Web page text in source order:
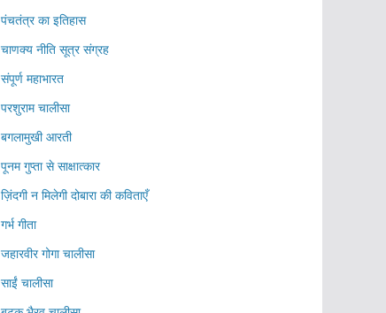
पंचतंत्र का इतिहास
चाणक्य नीति सूत्र संग्रह
संपूर्ण महाभारत
परशुराम चालीसा
बगलामुखी आरती
पूनम गुप्ता से साक्षात्कार
ज़िंदगी न मिलेगी दोबारा की कविताएँ
गर्भ गीता
जहारवीर गोगा चालीसा
साईं चालीसा